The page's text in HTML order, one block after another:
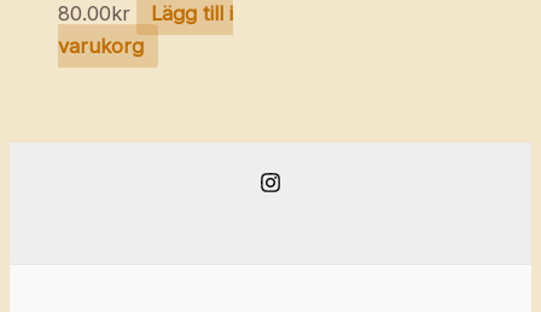
80.00kr
Lägg till i
varukorg